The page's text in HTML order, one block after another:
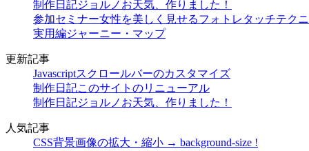
制作日記ジョルノお天気、作りました！
参加セミナー女性を美しく見せるフォトレタッチテクニ
実用編ジャーニー・マップ
更新記事
Javascriptスクロールバーのカスタマイズ
制作日記このサイトのリニューアル
制作日記ジョルノお天気、作りました！
人気記事
CSS背景画像の拡大・縮小 → background-size !